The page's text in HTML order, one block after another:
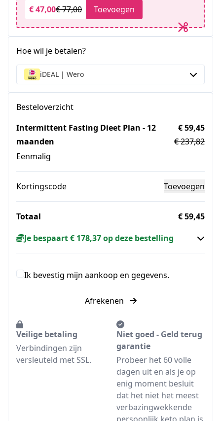
€ 47,00€ 77,00 Toevoegen
Hoe wil je betalen?
iDEAL | Wero
Besteloverzicht
Intermittent Fasting Dieet Plan - 12
maanden
Eenmalig
€ 59,45
€ 237,82
Kortingscode Toevoegen
Totaal
€ 59,45
Je bespaart € 178,37 op deze bestelling
Ik bevestig mijn aankoop en gegevens.
Afrekenen
Veilige betaling
Verbindingen zijn
versleuteld met SSL.
Niet goed - Geld terug
garantie
Probeer het 60 volle
dagen uit en als je op
enig moment besluit
dat het niet het meest
verbazingwekkende